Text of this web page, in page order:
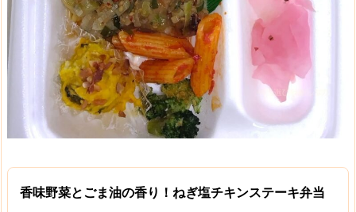
香味野菜とごま油の香り！ねぎ塩チキンステーキ弁当